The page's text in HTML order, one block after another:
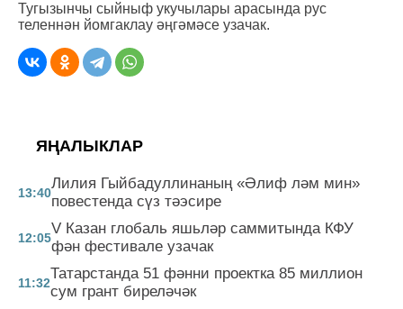
Тугызынчы сыйныф укучылары арасында рус
теленнән йомгаклау әңгәмәсе узачак.
ЯҢАЛЫКЛАР
13:40
Лилия Гыйбадуллинаның «Әлиф ләм мин»
повестенда сүз тәэсире
12:05
V Казан глобаль яшьләр саммитында КФУ
фән фестивале узачак
11:32
Татарстанда 51 фәнни проектка 85 миллион
сум грант биреләчәк